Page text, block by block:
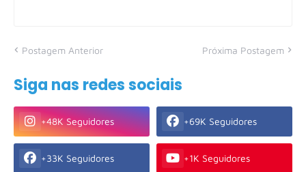
Postagem Anterior Próxima Postagem
Siga nas redes sociais
+48K Seguidores +69K Seguidores
+33K Seguidores +1K Seguidores